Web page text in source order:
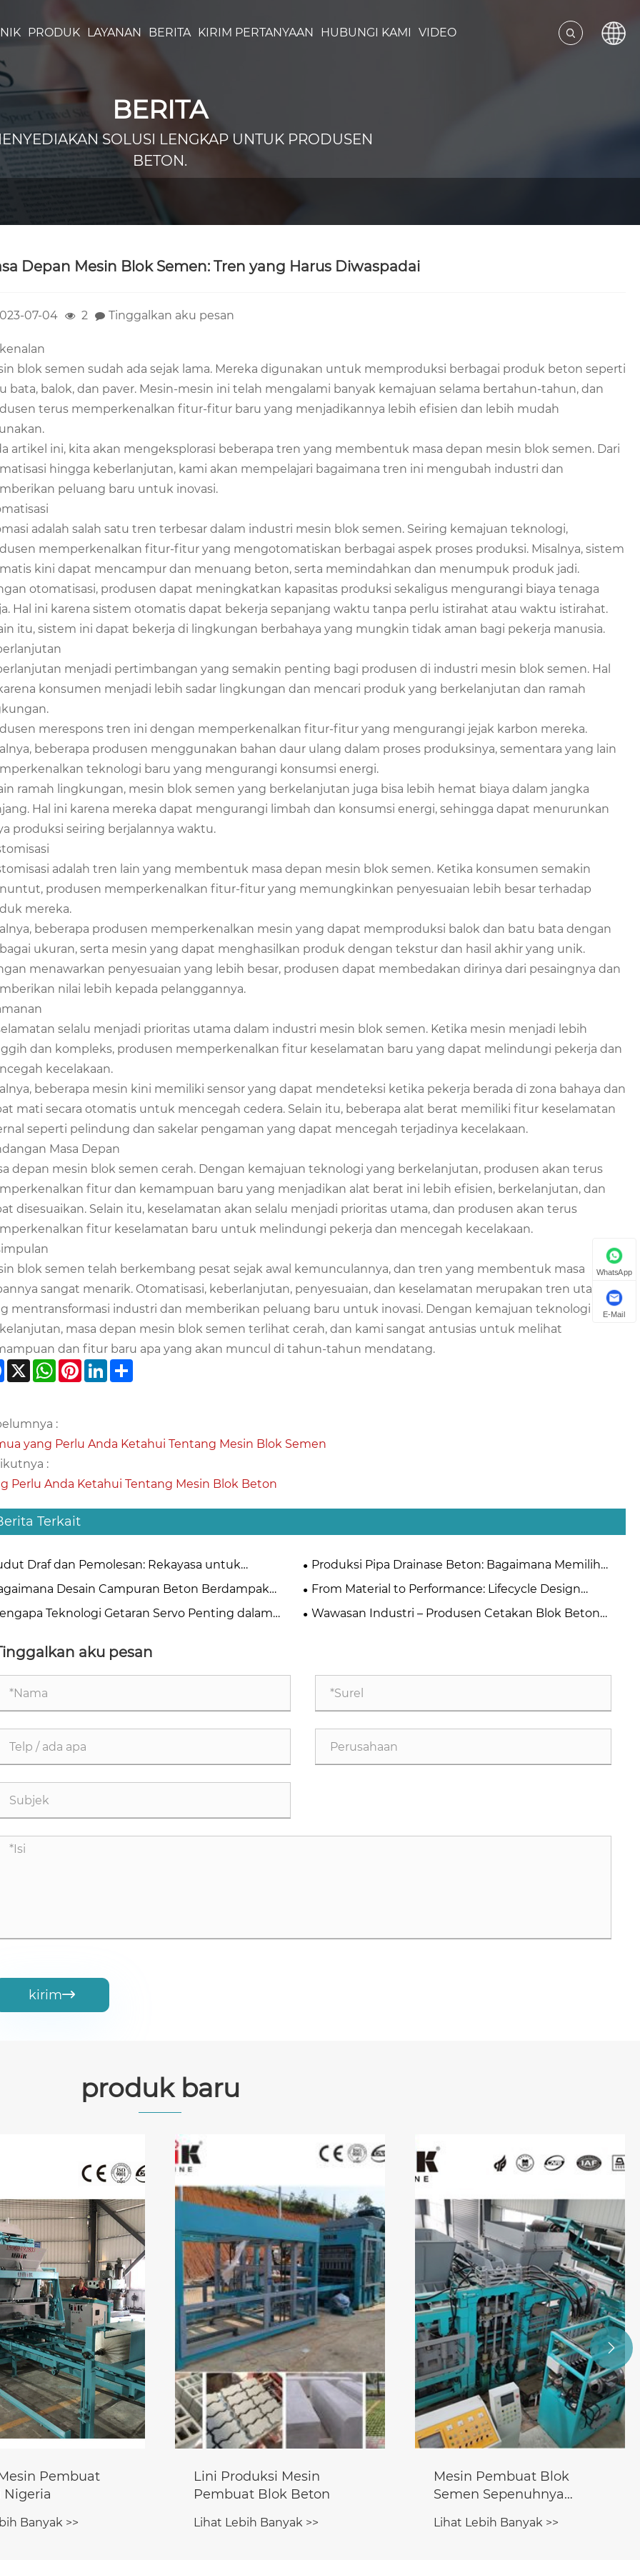
PRODUK LAYANAN BERITA KIRIM PERTANYAAN HUBUNGI KAMI VIDEO
BERITA
SOLUSI LENGKAP UNTUK PRODUSEN
BETON.
Depan Mesin Blok Semen: Tren yang Harus Diwaspadai
07-04 2 Tinggalkan aku pesan
blok semen sudah ada sejak lama. Mereka digunakan untuk memproduksi berbagai produk beton seperti
bata, balok, dan paver. Mesin-mesin ini telah mengalami banyak kemajuan selama bertahun-tahun, dan
terus memperkenalkan fitur-fitur baru yang menjadikannya lebih efisien dan lebih mudah
artikel ini, kita akan mengeksplorasi beberapa tren yang membentuk masa depan mesin blok semen. Dari
hingga keberlanjutan, kami akan mempelajari bagaimana tren ini mengubah industri dan
peluang baru untuk inovasi.
adalah salah satu tren terbesar dalam industri mesin blok semen. Seiring kemajuan teknologi,
memperkenalkan fitur-fitur yang mengotomatiskan berbagai aspek proses produksi. Misalnya, sistem
kini dapat mencampur dan menuang beton, serta memindahkan dan menumpuk produk jadi.
otomatisasi, produsen dapat meningkatkan kapasitas produksi sekaligus mengurangi biaya tenaga
Hal ini karena sistem otomatis dapat bekerja sepanjang waktu tanpa perlu istirahat atau waktu istirahat.
itu, sistem ini dapat bekerja di lingkungan berbahaya yang mungkin tidak aman bagi pekerja manusia.
menjadi pertimbangan yang semakin penting bagi produsen di industri mesin blok semen. Hal
konsumen menjadi lebih sadar lingkungan dan mencari produk yang berkelanjutan dan ramah
merespons tren ini dengan memperkenalkan fitur-fitur yang mengurangi jejak karbon mereka.
beberapa produsen menggunakan bahan daur ulang dalam proses produksinya, sementara yang lain
teknologi baru yang mengurangi konsumsi energi.
ramah lingkungan, mesin blok semen yang berkelanjutan juga bisa lebih hemat biaya dalam jangka
Hal ini karena mereka dapat mengurangi limbah dan konsumsi energi, sehingga dapat menurunkan
produksi seiring berjalannya waktu.
adalah tren lain yang membentuk masa depan mesin blok semen. Ketika konsumen semakin
produsen memperkenalkan fitur-fitur yang memungkinkan penyesuaian lebih besar terhadap
mereka.
beberapa produsen memperkenalkan mesin yang dapat memproduksi balok dan batu bata dengan
ukuran, serta mesin yang dapat menghasilkan produk dengan tekstur dan hasil akhir yang unik.
menawarkan penyesuaian yang lebih besar, produsen dapat membedakan dirinya dari pesaingnya dan
nilai lebih kepada pelanggannya.
selalu menjadi prioritas utama dalam industri mesin blok semen. Ketika mesin menjadi lebih
dan kompleks, produsen memperkenalkan fitur keselamatan baru yang dapat melindungi pekerja dan
kecelakaan.
beberapa mesin kini memiliki sensor yang dapat mendeteksi ketika pekerja berada di zona bahaya dan
mati secara otomatis untuk mencegah cedera. Selain itu, beberapa alat berat memiliki fitur keselamatan
seperti pelindung dan sakelar pengaman yang dapat mencegah terjadinya kecelakaan.
Masa Depan
depan mesin blok semen cerah. Dengan kemajuan teknologi yang berkelanjutan, produsen akan terus
fitur dan kemampuan baru yang menjadikan alat berat ini lebih efisien, berkelanjutan, dan
disesuaikan. Selain itu, keselamatan akan selalu menjadi prioritas utama, dan produsen akan terus
fitur keselamatan baru untuk melindungi pekerja dan mencegah kecelakaan.
blok semen telah berkembang pesat sejak awal kemunculannya, dan tren yang membentuk masa
sangat menarik. Otomatisasi, keberlanjutan, penyesuaian, dan keselamatan merupakan tren utama
mentransformasi industri dan memberikan peluang baru untuk inovasi. Dengan kemajuan teknologi yang
masa depan mesin blok semen terlihat cerah, dan kami sangat antusias untuk melihat
dan fitur baru apa yang akan muncul di tahun-tahun mendatang.
Facebook
X WhatsApp
PinterestLinkedIn
:
yang Perlu Anda Ketahui Tentang Mesin Blok Semen
:
Perlu Anda Ketahui Tentang Mesin Blok Beton
Terkait
Draf dan Pemolesan: Rekayasa untuk
Blok Halus
Produksi Pipa Drainase Beton: Bagaimana Memilih
Antara Metode Ekstrusi dan Suspensi Rol?
Desain Campuran Beton Berdampak
pada Pemilihan Bahan Cetakan
From Material to Performance: Lifecycle Design
Principles for High-Quality Concrete Steel Moulds
Teknologi Getaran Servo Penting dalam
Wawasan Industri – Produsen Cetakan Blok Beton
aku pesan
kirim
produk baru
Mesin
Blok Beton
Banyak >>
Mesin Pembuat Blok
Semen Sepenuhnya
Lihat Lebih Banyak >>
Mesin Blok Otomatis
Bergerak
Lihat Lebih Banyak >>

WhatsApp
E-Mail